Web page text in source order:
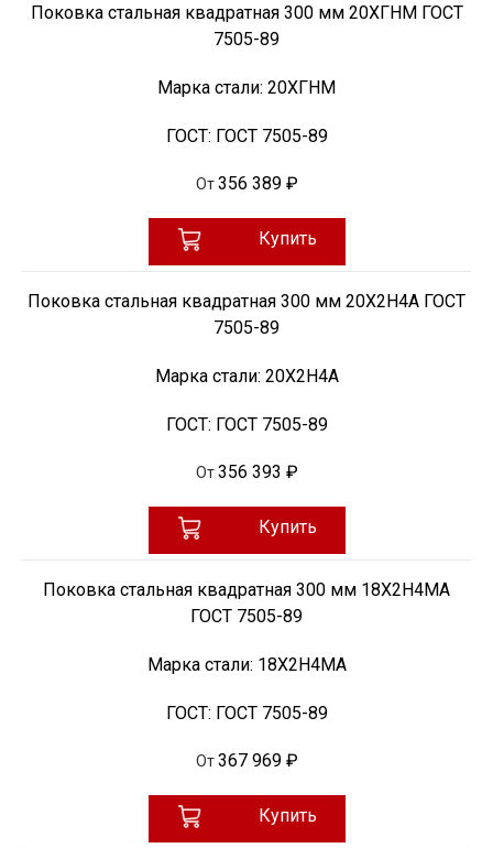
Поковка стальная квадратная 300 мм 20ХГНМ ГОСТ
7505-89
Марка стали: 20ХГНМ
ГОСТ: ГОСТ 7505-89
От 356 389 ₽
Купить
Поковка стальная квадратная 300 мм 20Х2Н4А ГОСТ
7505-89
Марка стали: 20Х2Н4А
ГОСТ: ГОСТ 7505-89
От 356 393 ₽
Купить
Поковка стальная квадратная 300 мм 18Х2Н4МА
ГОСТ 7505-89
Марка стали: 18Х2Н4МА
ГОСТ: ГОСТ 7505-89
От 367 969 ₽
Купить